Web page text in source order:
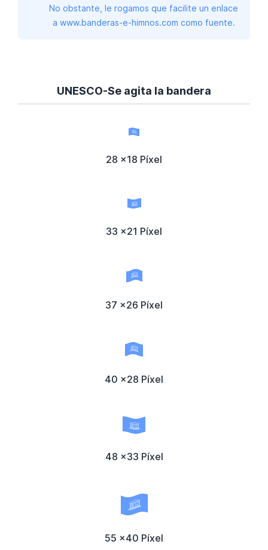
No obstante, le rogamos que facilite un enlace
a www.banderas-e-himnos.com como fuente.
UNESCO-Se agita la bandera
28 x18 Píxel
33 x21 Píxel
37 x26 Píxel
40 x28 Píxel
48 x33 Píxel
55 x40 Píxel